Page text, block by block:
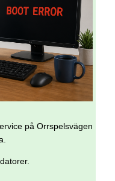
på Orrspelsvägen